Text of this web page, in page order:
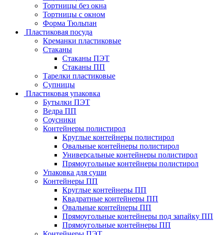
Тортницы без окна
Тортницы с окном
Форма Тюльпан
Пластиковая посуда
Креманки пластиковые
Стаканы
Стаканы ПЭТ
Стаканы ПП
Тарелки пластиковые
Супницы
Пластиковая упаковка
Бутылки ПЭТ
Ведра ПП
Соусники
Контейнеры полистирол
Круглые контейнеры полистирол
Овальные контейнеры полистирол
Универсальные контейнеры полистирол
Прямоугольные контейнеры полистирол
Упаковка для суши
Контейнеры ПП
Круглые контейнеры ПП
Квадратные контейнеры ПП
Овальные контейнеры ПП
Прямоугольные контейнеры под запайку ПП
Прямоугольные контейнеры ПП